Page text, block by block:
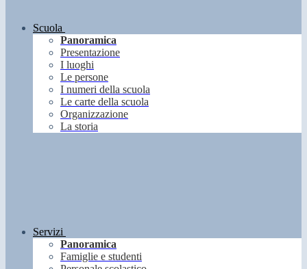
Scuola
Panoramica
Presentazione
I luoghi
Le persone
I numeri della scuola
Le carte della scuola
Organizzazione
La storia
Servizi
Panoramica
Famiglie e studenti